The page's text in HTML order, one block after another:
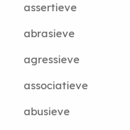
assertieve
abrasieve
agressieve
associatieve
abusieve